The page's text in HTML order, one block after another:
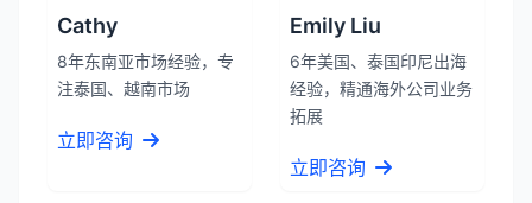
Cathy
8年东南亚市场经验，专
注泰国、越南市场
立即咨询
Emily Liu
6年美国、泰国印尼出海
经验，精通海外公司业务
拓展
立即咨询